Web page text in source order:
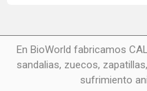
En BioWorld fabricamos
sandalias, zuecos,
sufrimiento